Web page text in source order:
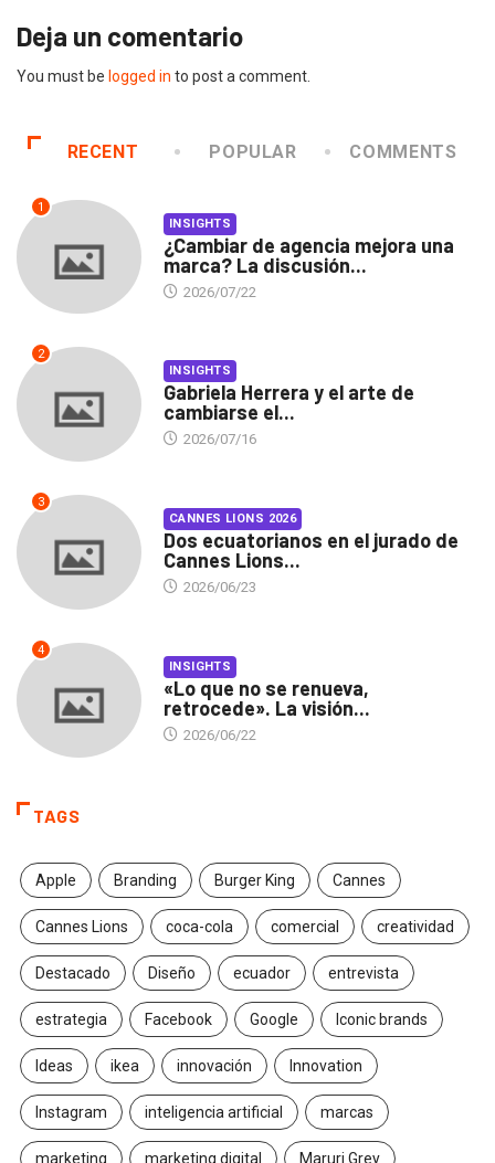
Deja un comentario
You must be logged in to post a comment.
RECENT POPULAR COMMENTS
1
INSIGHTS
¿Cambiar de agencia mejora una
marca? La discusión...
2026/07/22
2
INSIGHTS
Gabriela Herrera y el arte de
cambiarse el...
2026/07/16
3
CANNES LIONS 2026
Dos ecuatorianos en el jurado de
Cannes Lions...
2026/06/23
4
INSIGHTS
«Lo que no se renueva,
retrocede». La visión...
2026/06/22
TAGS
Apple Branding Burger King Cannes
Cannes Lions coca-cola comercial creatividad
Destacado Diseño ecuador entrevista
estrategia Facebook Google Iconic brands
Ideas ikea innovación Innovation
Instagram inteligencia artificial marcas
marketing marketing digital Maruri Grey